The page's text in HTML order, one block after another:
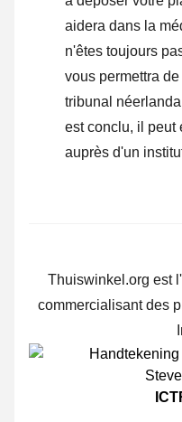
aidera dans la
n'êtes toujours
vous permettra
tribunal
est conclu, il peut
auprès d'un
Thuiswinkel.org est
commercialisant des